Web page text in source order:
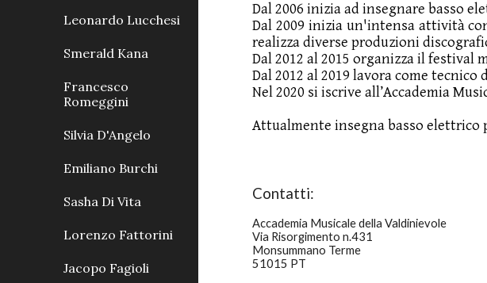
Leonardo Lucchesi
Smerald Kana
Francesco
Romeggini
Silvia D'Angelo
Emiliano Burchi
Sasha Di Vita
Lorenzo Fattorini
Jacopo Fagioli
Dal 2006 inizia ad insegnare basso
Dal 2009 inizia un'intensa attività
realizza diverse produzioni
Dal 2012 al 2015 organizza il festival
Dal 2012 al 2019 lavora come
Nel 2020 si iscrive all’Accademia
Attualmente insegna basso elettrico
Contatti:
Accademia Musicale della Valdinievole
Via Risorgimento n.431
Monsummano Terme
51015 PT